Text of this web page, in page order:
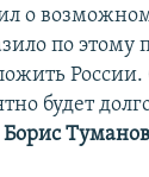
о
по этому
будет
Борис Туманов